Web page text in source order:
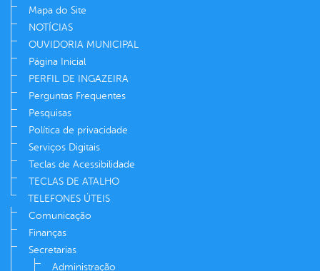
Mapa do Site
NOTÍCIAS
OUVIDORIA MUNICIPAL
Página Inicial
PERFIL DE INGAZEIRA
Perguntas Frequentes
Pesquisas
Política de privacidade
Serviços Digitais
Teclas de Acessibilidade
TECLAS DE ATALHO
TELEFONES ÚTEIS
Comunicação
Finanças
Secretarias
Administração